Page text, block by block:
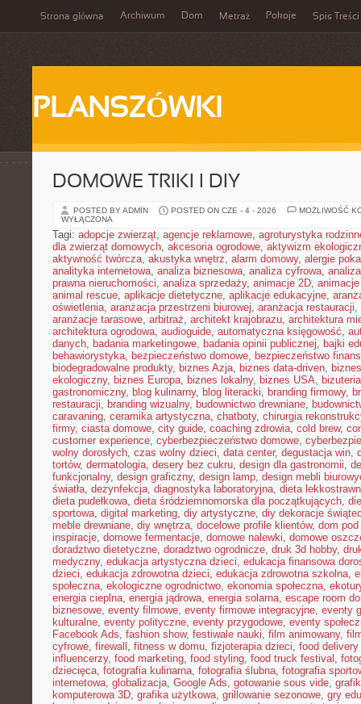
Strona główna Archiwum Dom Metraż Pokoje Spis Treści
PLANSZÓWKI
DOMOWE TRIKI I DIY
POSTED BY ADMIN POSTED ON CZE - 4 - 2026
MOŻLIWOŚĆ
WYŁĄCZONA
Tagi: adopcje zwierząt, agencje reklamowe, agroturystyka
dla zwierząt domowych, akcesoria ogrodowe, aktywizm
aktywność twórcza, akustyka wnętrz, alarm domowy, alergie
analityka internetowa, analiza biznesowa, analiza cyfrowa,
prawna nieruchomości, analiza sprzedaży, animacje 2D,
animal rescue, aplikacje dietetyczne, aplikacje edukacyjne,
oświetlenia, aranżacja przestrzeni biurowej, aranżacja restauracji,
aranżacje tarasowe, arbitraż, architekt krajobrazu, architektura
architektura ogrodowa, audioguide, automatyczna księgowość,
danych, badania marketingowe, badania opinii publicznej, bajki
behawiorystyka, bezpieczeństwo domowe, bezpieczeństwo
biodegradowalne produkty, biznes Azja, biznes data-driven,
ekologiczny, biznes Europa, biznes lokalny, biznes USA,
gastronomiczny, blog kulinarny, blog literacki, branding firmowy,
restauracji, branding wizualny, budownictwo drewniane,
caravaning, ceramika artystyczna, chatboty, chirurgia
firmy, ciasta domowe, city guide, coaching zdrowia, cold brew,
customer experience, cyberbezpieczeństwo domowe,
wolny dorosłych, czas wolny dzieci, data center, degustacja win,
tortów, dermatologia, desery bez cukru, design dla gastronomii,
funkcjonalny, design graficzny, design lamp, design mebli
światła, dezynfekcja, diagnostyka laboratoryjna, dieta
dieta pudełkowa, dieta śródziemnomorska dla początkujących,
sportowa, digital marketing, diy artystyczne, diy dekoracje
meble drewniane, diy wnętrza, docelowe profile klientów, dom
inspiracje, domowe fermentacje, domowe nalewki, domowe
doradztwo dietetyczne, doradztwo ogrodnicze, druk 3d hobby,
medyczny, edukacja artystyczna dzieci, edukacja finansowa
dzieci, edukacja zdrowotna dzieci, edukacja zdrowotna szkolna,
społeczna, ekologiczne ogrodnictwo, ekonomia społeczna,
energia cieplna, energia jądrowa, energia solarna, escape room
biznesowe, eventy filmowe, eventy firmowe integracyjne, eventy
kulturalne, eventy polityczne, eventy przygodowe, eventy
Facebook Ads, fashion show, festiwale nauki, film animowany,
cyfrowe, firewall , fitness w domu, fizjoterapia dzieci, food delivery
influencerzy, food marketing, food styling, food truck festival ,
dziecięca, fotografia kulinarna, fotografia ślubna, fotografia
internetowa, globalizacja, Google Ads, gotowanie sous vide,
komputerowa 3D, grafika użytkowa, grillowanie sezonowe, gry